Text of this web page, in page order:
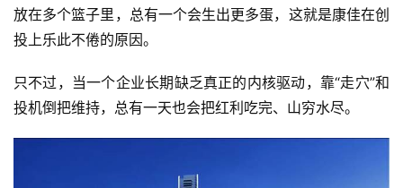
放在多个篮子里，总有一个会生出更多蛋，这就是康佳在创
投上乐此不倦的原因。
只不过，当一个企业长期缺乏真正的内核驱动，靠“走穴”和
投机倒把维持，总有一天也会把红利吃完、山穷水尽。